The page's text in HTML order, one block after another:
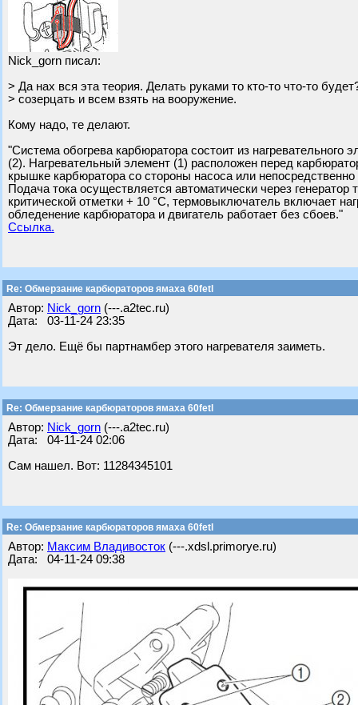
Nick_gorn писал:
> Да нах вся эта теория. Делать руками то кто-то что-то
> созерцать и всем взять на вооружение.
Кому надо, те делают.
"Система обогрева карбюратора состоит из
(2). Нагревательный элемент (1) расположен перед
крышке карбюратора со стороны насоса или
Подача тока осуществляется автоматически через
критической отметки + 10 °C, термовыключатель включает
обледенение карбюратора и двигатель работает без сбоев."
Ссылка.
Re: Обмерзание карбюраторов ямаха 60fetl
Автор: Nick_gorn (---.a2tec.ru)
Дата: 03-11-24 23:35
Эт дело. Ещё бы партнамбер этого нагревателя заиметь.
Re: Обмерзание карбюраторов ямаха 60fetl
Автор: Nick_gorn (---.a2tec.ru)
Дата: 04-11-24 02:06
Сам нашел. Вот: 11284345101
Re: Обмерзание карбюраторов ямаха 60fetl
Автор: Максим Владивосток (---.xdsl.primorye.ru)
Дата: 04-11-24 09:38